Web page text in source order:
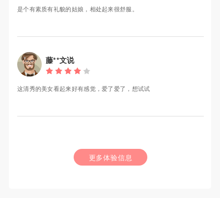
是个有素质有礼貌的姑娘，相处起来很舒服。
藤**文说
这清秀的美女看起来好有感觉，爱了爱了，想试试
更多体验信息